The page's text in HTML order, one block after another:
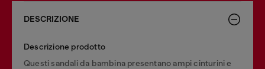
DESCRIZIONE
Descrizione prodotto
Questi sandali da bambina presentano ampi cinturini e